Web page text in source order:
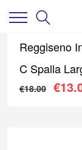
Reggiseno
C Spalla
€18.00 Il
€